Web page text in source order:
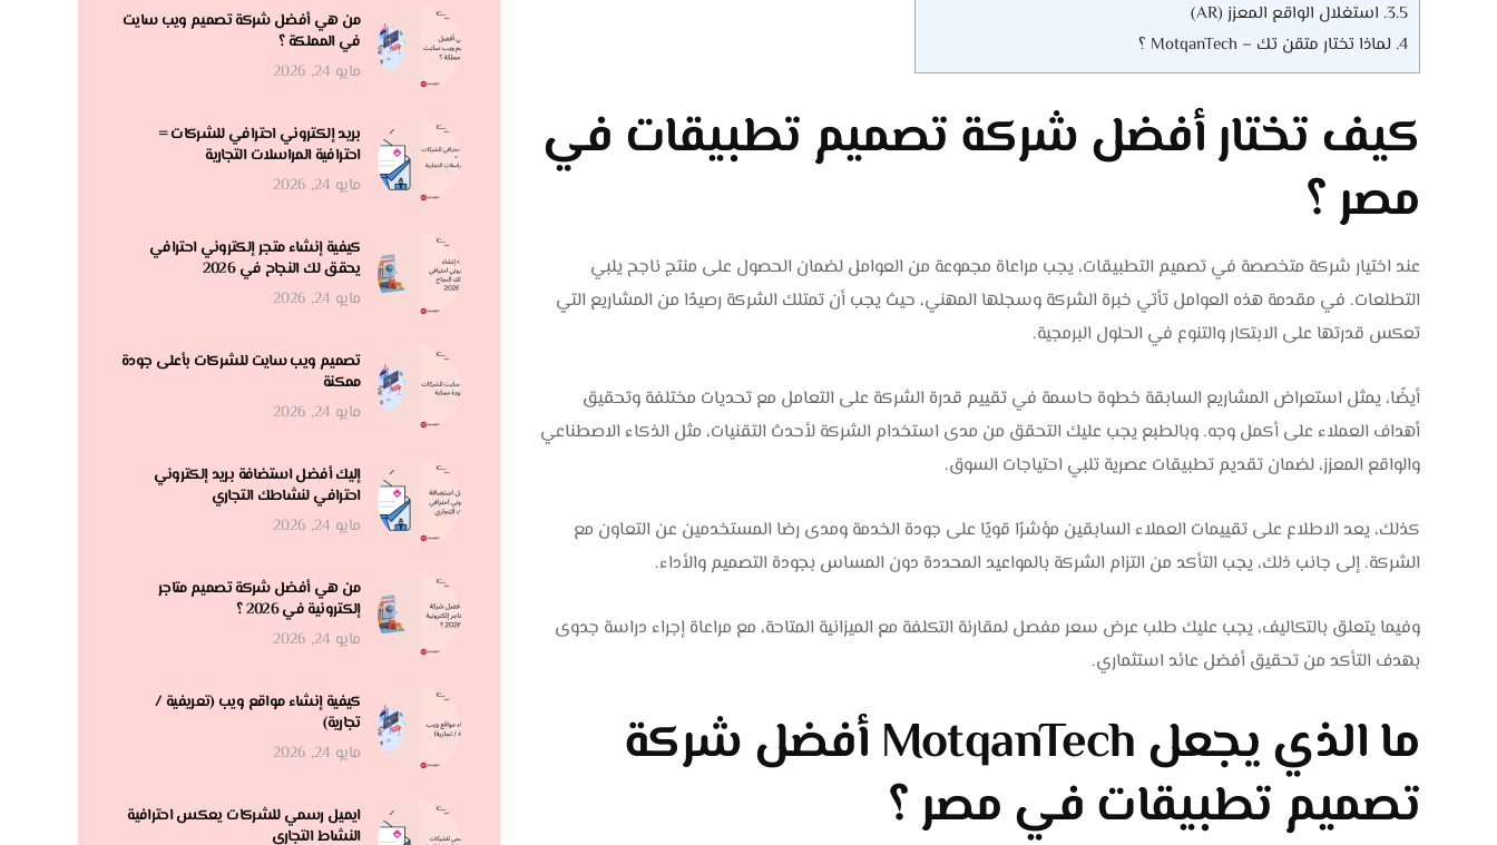
3.5. استغلال الواقع المعزز (AR)
4. لماذا تختار متقن تك – MotqanTech ؟
كيف تختار أفضل شركة تصميم تطبيقات في
مصر ؟
عند اختيار شركة متخصصة في تصميم التطبيقات، يجب مراعاة مجموعة من العوامل لضمان الحصول على منتج ناجح يلبي
التطلعات. في مقدمة هذه العوامل تأتي خبرة الشركة وسجلها المهني، حيث يجب أن تمتلك الشركة رصيدًا من المشاريع التي
تعكس قدرتها على الابتكار والتنوع في الحلول البرمجية.
أيضًا، يمثل استعراض المشاريع السابقة خطوة حاسمة في تقييم قدرة الشركة على التعامل مع تحديات مختلفة وتحقيق
أهداف العملاء على أكمل وجه. وبالطبع يجب عليك التحقق من مدى استخدام الشركة لأحدث التقنيات، مثل الذكاء الاصطناعي
والواقع المعزز، لضمان تقديم تطبيقات عصرية تلبي احتياجات السوق.
كذلك، يعد الاطلاع على تقييمات العملاء السابقين مؤشرًا قويًا على جودة الخدمة ومدى رضا المستخدمين عن التعاون مع
الشركة. إلى جانب ذلك، يجب التأكد من التزام الشركة بالمواعيد المحددة دون المساس بجودة التصميم والأداء.
وفيما يتعلق بالتكاليف، يجب عليك طلب عرض سعر مفصل لمقارنة التكلفة مع الميزانية المتاحة، مع مراعاة إجراء دراسة جدوى
بهدف التأكد من تحقيق أفضل عائد استثماري.
ما الذي يجعل MotqanTech أفضل شركة
تصميم تطبيقات في مصر ؟
من هي أفضل شركة تصميم ويب سايت
في المملكة ؟
مايو 24, 2026
بريد إلكتروني احترافي للشركات =
احترافية المراسلات التجارية
مايو 24, 2026
كيفية إنشاء متجر إلكتروني احترافي
يحقق لك النجاح في 2026
مايو 24, 2026
تصميم ويب سايت للشركات بأعلى جودة
ممكنة
مايو 24, 2026
إليك أفضل استضافة بريد إلكتروني
احترافي لنشاطك التجاري
مايو 24, 2026
من هي أفضل شركة تصميم متاجر
إلكترونية في 2026 ؟
مايو 24, 2026
كيفية إنشاء مواقع ويب (تعريفية /
تجارية)
مايو 24, 2026
ايميل رسمي للشركات يعكس احترافية
النشاط التجاري